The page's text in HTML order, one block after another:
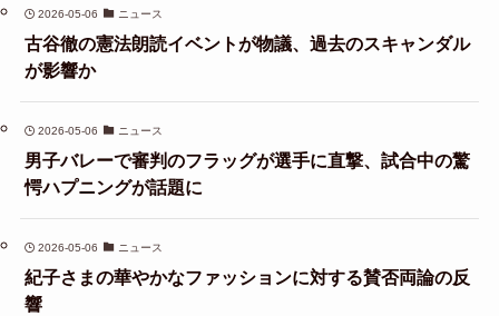
2026-05-06 ニュース
古谷徹の憲法朗読イベントが物議、過去のスキャンダル
が影響か
2026-05-06 ニュース
男子バレーで審判のフラッグが選手に直撃、試合中の驚
愕ハプニングが話題に
2026-05-06 ニュース
紀子さまの華やかなファッションに対する賛否両論の反
響